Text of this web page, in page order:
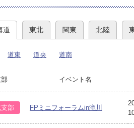
道 東北 関東 北陸
道東 道央 道南
イベント名
部 FPミニフォーラムin滝川